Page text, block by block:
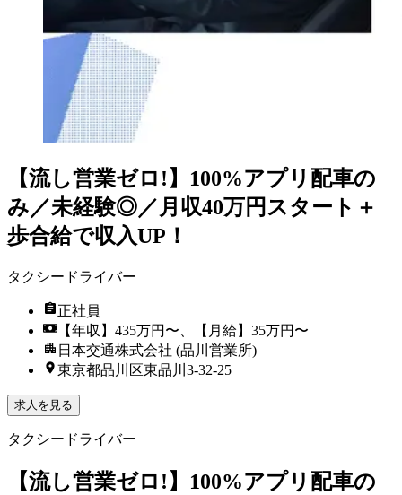
【流し営業ゼロ!】100%アプリ配車の
み／未経験◎／月収40万円スタート＋
歩合給で収入UP！
タクシードライバー
正社員
【年収】435万円〜、【月給】35万円〜
日本交通株式会社 (品川営業所)
東京都品川区東品川3-32-25
求人を見る
タクシードライバー
【流し営業ゼロ!】100%アプリ配車の